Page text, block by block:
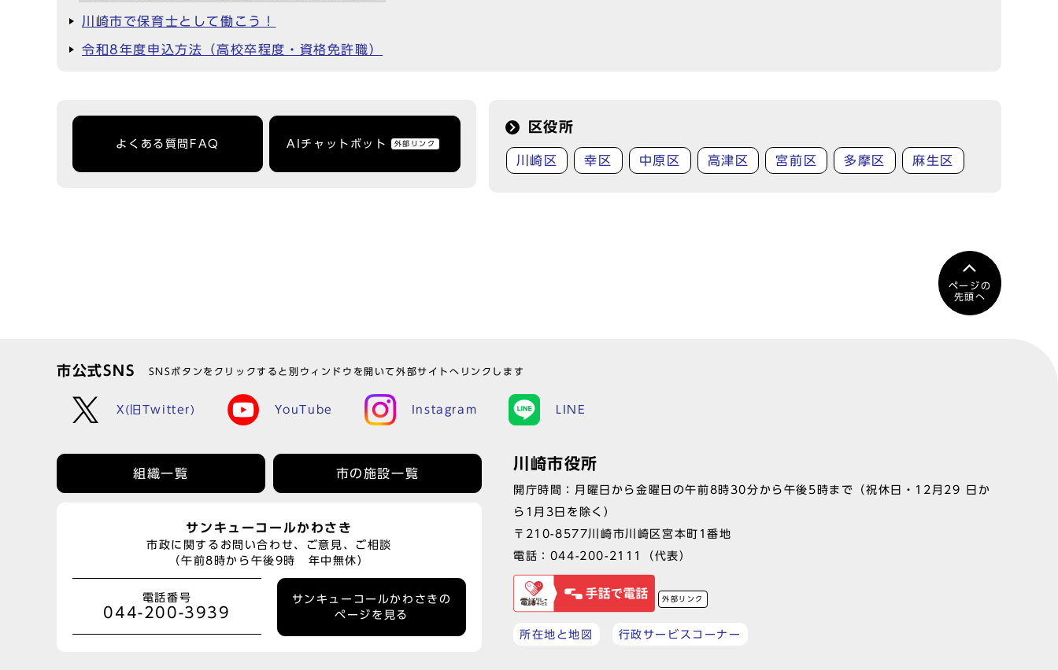
川崎市で保育士として働こう！
令和8年度申込方法（高校卒程度・資格免許職）
よくある質問FAQ AIチャットボット 外部リンク
区役所
川崎区 幸区 中原区 高津区 宮前区 多摩区 麻生区
ページの
先頭へ
市公式SNS SNSボタンをクリックすると別ウィンドウを開いて外部サイトへリンクします
X(旧Twitter) YouTube Instagram LINE
組織一覧 市の施設一覧
サンキューコールかわさき
市政に関するお問い合わせ、ご意見、ご相談
（午前8時から午後9時 年中無休）
電話番号
044-200-3939
サンキューコールかわさきの
ページを見る
川崎市役所
開庁時間：月曜日から金曜日の午前8時30分から午後5時まで（祝休日・12月29 日か
ら1月3日を除く）
〒210-8577川崎市川崎区宮本町1番地
電話： 044-200-2111 （代表）
外部リンク
所在地と地図 行政サービスコーナー